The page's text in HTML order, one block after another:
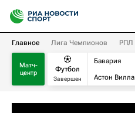
Главное Лига Чемпионов РПЛ
Матч-
центр
Футбол
Завершен
Бавария
Астон Вилла